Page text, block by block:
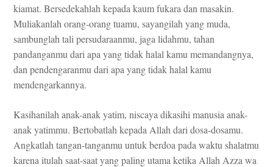
kiamat. Bersedekahlah kepada kaum fukara dan masakin.
Muliakanlah orang-orang tuamu, sayangilah yang muda,
sambunglah tali persudaraanmu, jaga lidahmu, tahan
pandanganmu dari apa yang tidak halal kamu memandangnya,
dan pendengaranmu dari apa yang tidak halal kamu
mendengarkannya.
Kasihanilah anak-anak yatim, niscaya dikasihi manusia anak-
anak yatimmu. Bertobatlah kepada Allah dari dosa-dosamu.
Angkatlah tangan-tanganmu untuk berdoa pada waktu shalatmu
karena itulah saat-saat yang paling utama ketika Allah Azza wa